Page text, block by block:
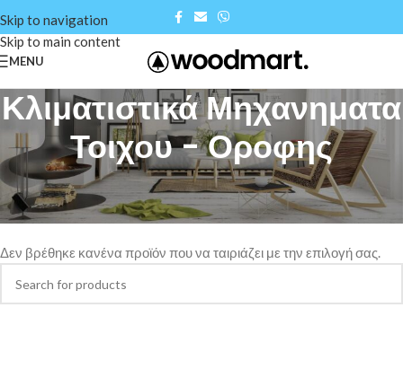
Skip to navigation
Skip to main content
MENU
Κλιματιστικά Μηχανηματα
Τοιχου - Οροφης
Αρχική σελίδα/ Shop/Κλιματιστικά Μηχανήματα/
Κλιματιστικά Μηχανηματα Τοιχου - Οροφης
Δεν βρέθηκε κανένα προϊόν που να ταιριάζει με την επιλογή σας.